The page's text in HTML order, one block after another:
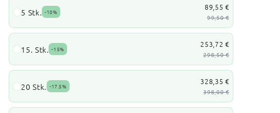
5 Stk. -10%
89,55 €
99,50 €
15. Stk. -15%
253,72 €
298,50 €
20 Stk. -17.5%
328,35 €
398,00 €